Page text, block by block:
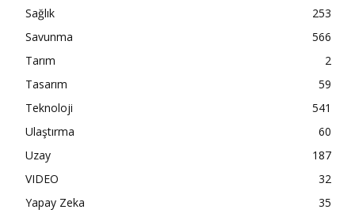
Sağlık
253
Savunma
566
Tarım
2
Tasarım
59
Teknoloji
541
Ulaştırma
60
Uzay
187
VIDEO
32
Yapay Zeka
35